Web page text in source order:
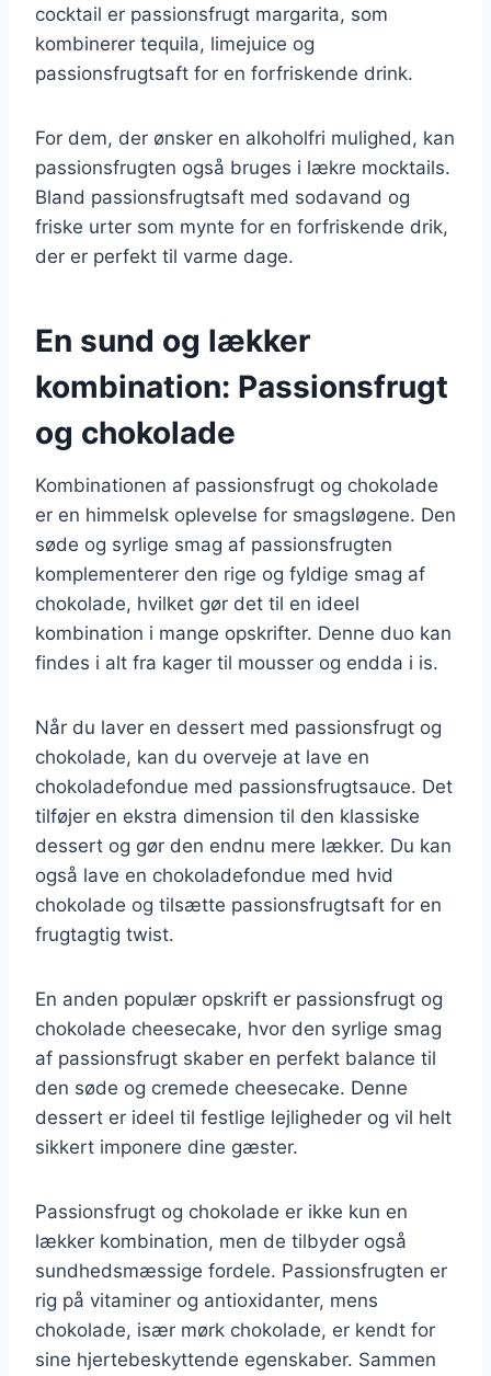
cocktail er passionsfrugt margarita, som
kombinerer tequila, limejuice og
passionsfrugtsaft for en forfriskende drink.
For dem, der ønsker en alkoholfri mulighed, kan
passionsfrugten også bruges i lækre mocktails.
Bland passionsfrugtsaft med sodavand og
friske urter som mynte for en forfriskende drik,
der er perfekt til varme dage.
En sund og lækker
kombination: Passionsfrugt
og chokolade
Kombinationen af passionsfrugt og chokolade
er en himmelsk oplevelse for smagsløgene. Den
søde og syrlige smag af passionsfrugten
komplementerer den rige og fyldige smag af
chokolade, hvilket gør det til en ideel
kombination i mange opskrifter. Denne duo kan
findes i alt fra kager til mousser og endda i is.
Når du laver en dessert med passionsfrugt og
chokolade, kan du overveje at lave en
chokoladefondue med passionsfrugtsauce. Det
tilføjer en ekstra dimension til den klassiske
dessert og gør den endnu mere lækker. Du kan
også lave en chokoladefondue med hvid
chokolade og tilsætte passionsfrugtsaft for en
frugtagtig twist.
En anden populær opskrift er passionsfrugt og
chokolade cheesecake, hvor den syrlige smag
af passionsfrugt skaber en perfekt balance til
den søde og cremede cheesecake. Denne
dessert er ideel til festlige lejligheder og vil helt
sikkert imponere dine gæster.
Passionsfrugt og chokolade er ikke kun en
lækker kombination, men de tilbyder også
sundhedsmæssige fordele. Passionsfrugten er
rig på vitaminer og antioxidanter, mens
chokolade, især mørk chokolade, er kendt for
sine hjertebeskyttende egenskaber. Sammen